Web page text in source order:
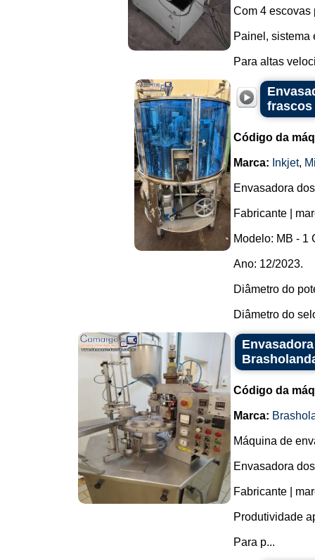
Com 4 escovas
Painel, sistema
Para altas
frascos
Código da
Marca: Inkjet,
Envasadora
Fabricante |
Modelo: MB - 1
Ano: 12/2023.
Diâmetro do
Diâmetro do
Código da
Marca:
Máquina de
Envasadora
Fabricante |
Produtividade
Para p...